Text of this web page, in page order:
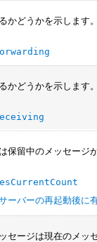
かどうかを示します。
かどうかを示します。
留中のメッセージ
バーの再起動後に
セージは現在のメ